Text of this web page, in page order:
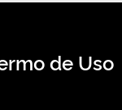
de Uso